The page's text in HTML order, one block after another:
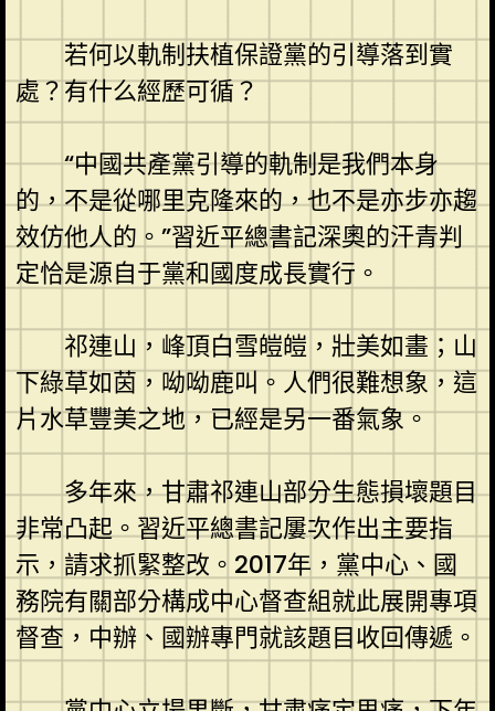
若何以軌制扶植保證黨的引導落到實
處？有什么經歷可循？
“中國共產黨引導的軌制是我們本身
的，不是從哪里克隆來的，也不是亦步亦趨
效仿他人的。”習近平總書記深奧的汗青判
定恰是源自于黨和國度成長實行。
祁連山，峰頂白雪皚皚，壯美如畫；山
下綠草如茵，呦呦鹿叫。人們很難想象，這
片水草豐美之地，已經是另一番氣象。
多年來，甘肅祁連山部分生態損壞題目
非常凸起。習近平總書記屢次作出主要指
示，請求抓緊整改。2017年，黨中心、國
務院有關部分構成中心督查組就此展開專項
督查，中辦、國辦專門就該題目收回傳遞。